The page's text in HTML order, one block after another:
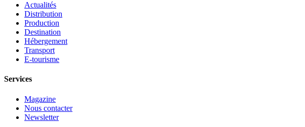
Actualités
Distribution
Production
Destination
Hébergement
Transport
E-tourisme
Services
Magazine
Nous contacter
Newsletter